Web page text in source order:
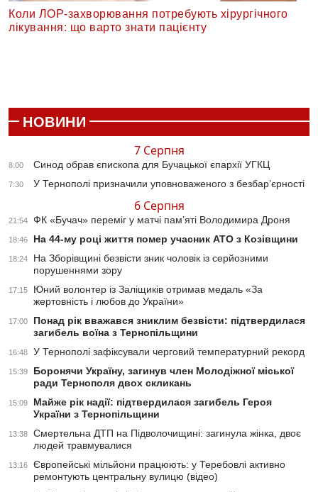
Коли ЛОР-захворювання потребують хірургічного
лікування: що варто знати пацієнту
НОВИНИ
7 Серпня
8:00 Синод обрав єпископа для Бучацької єпархії УГКЦ
7:30 У Тернополі призначили уповноваженого з безбар’єрності
6 Серпня
21:54 ФК «Бучач» переміг у матчі пам’яті Володимира Дроня
18:46 На 44-му році життя помер учасник АТО з Козівщини
18:24
На Зборівщині безвісти зник чоловік із серйозними
порушеннями зору
17:15
Юний волонтер із Заліщиків отримав медаль «За
жертовність і любов до України»
17:00
Понад рік вважався зниклим безвісти: підтвердилася
загибель воїна з Тернопільщини
16:48 У Тернополі зафіксували черговий температурний рекорд
15:39
Боронячи Україну, загинув член Молодіжної міської
ради Тернополя двох скликань
15:09
Майже рік надії: підтвердилася загибель Героя
України з Тернопільщини
13:38
Смертельна ДТП на Підволочищині: загинула жінка, двоє
людей травмувалися
13:16
Європейські мільйони працюють: у Теребовлі активно
ремонтують центральну вулицю (відео)